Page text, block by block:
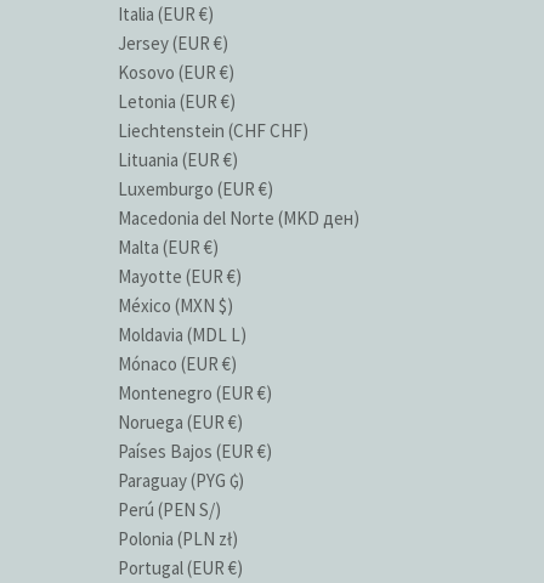
Italia (EUR €)
Jersey (EUR €)
Kosovo (EUR €)
Letonia (EUR €)
Liechtenstein (CHF CHF)
Lituania (EUR €)
Luxemburgo (EUR €)
Macedonia del Norte (MKD ден)
Malta (EUR €)
Mayotte (EUR €)
México (MXN $)
Moldavia (MDL L)
Mónaco (EUR €)
Montenegro (EUR €)
Noruega (EUR €)
Países Bajos (EUR €)
Paraguay (PYG ₲)
Perú (PEN S/)
Polonia (PLN zł)
Portugal (EUR €)